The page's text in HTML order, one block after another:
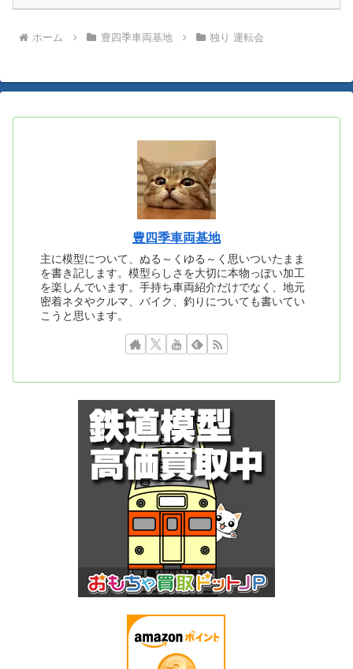
ホーム 豊四季車両基地 独り 運転会
豊四季車両基地
主に模型について、ぬる～くゆる～く思いついたまま
を書き記します。模型らしさを大切に本物っぽい加工
を楽しんでいます。手持ち車両紹介だけでなく、地元
密着ネタやクルマ、バイク、釣りについても書いてい
こうと思います。